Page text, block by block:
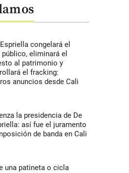
congelará el
eliminará el
al patrimonio y
el fracking:
anuncios desde Cali
la presidencia de De
así fue el juramento
de banda en Cali
una patineta o cicla